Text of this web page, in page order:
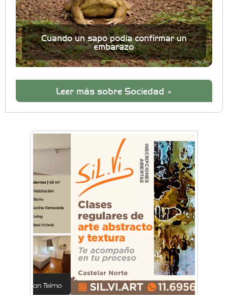
Cuando un sapo podía confirmar un
embarazo
Leer más sobre Sociedad »